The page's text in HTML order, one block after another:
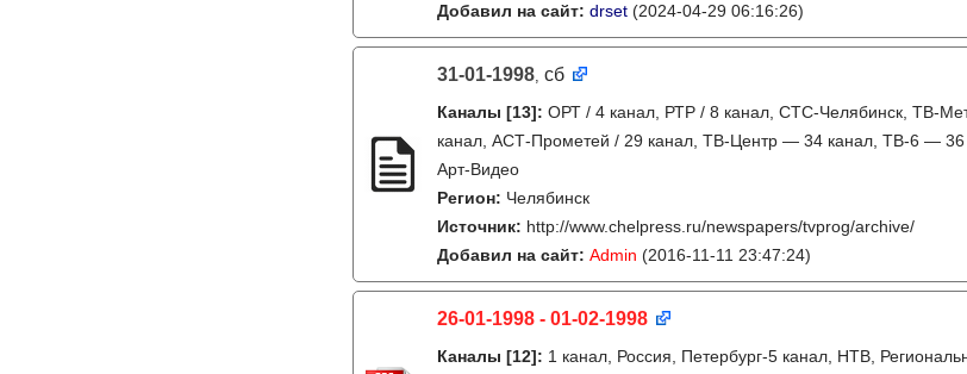
Добавил на сайт: drset (2024-04-29 06:16:26)
31-01-1998, сб
Каналы [13]: ОРТ / 4 канал, РТР / 8 канал, СТС-Челябинск, ТВ-
канал, АСТ-Прометей / 29 канал, ТВ-Центр — 34 канал, ТВ-6 — 36
Арт-Видео
Регион: Челябинск
Источник: http://www.chelpress.ru/newspapers/tvprog/archive/
Добавил на сайт: Admin (2016-11-11 23:47:24)
26-01-1998 - 01-02-1998
Каналы [12]: 1 канал, Россия, Петербург-5 канал, НТВ,